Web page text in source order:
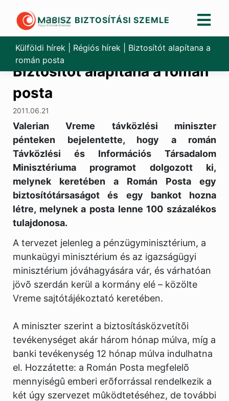
content
BIZTOSÍTÁSI SZEMLE
Külföldi hírek Régiós hírek
Biztosítót alapítana a
román posta
Biztosítót alapítana a román
posta
2011.06.21
Valerian Vreme távközlési miniszter
pénteken bejelentette, hogy a román
Távközlési és Információs Társadalom
Minisztériuma programot dolgozott ki,
melynek keretében a Román Posta egy
biztosítótársaságot és egy bankot hozna
létre, melynek a posta lenne 100 százalékos
tulajdonosa.
A tervezet jelenleg a pénzügyminisztérium, a
munkaügyi minisztérium és az igazságügyi
minisztérium jóváhagyására vár, és várhatóan
jövõ szerdán kerül a kormány elé – közölte
Vreme sajtótájékoztató keretében.
A miniszter szerint a biztosításközvetítõi
tevékenységet akár három hónap múlva, míg a
banki tevékenység 12 hónap múlva indulhatna
el. Hozzátette: a Román Posta megfelelõ
mennyiségû emberi erõforrással rendelkezik a
két úgy szervezet mûködtetéséhez, de további